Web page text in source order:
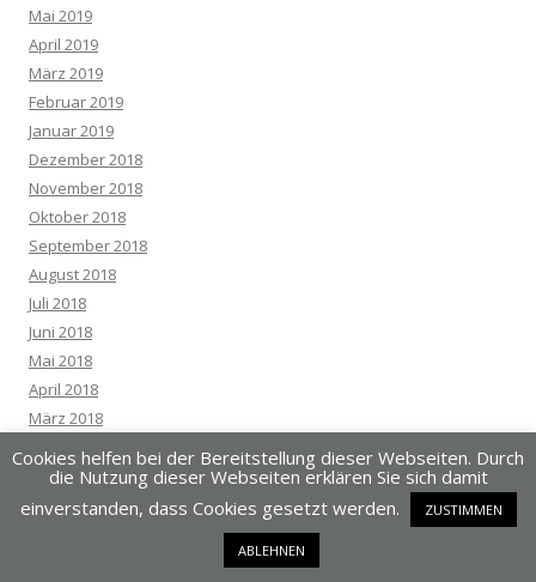
Mai 2019
April 2019
März 2019
Februar 2019
Januar 2019
Dezember 2018
November 2018
Oktober 2018
September 2018
August 2018
Juli 2018
Juni 2018
Mai 2018
April 2018
März 2018
Februar 2018
Januar 2018
Dezember 2017
Cookies helfen bei der Bereitstellung dieser Webseiten. Durch
die Nutzung dieser Webseiten erklären Sie sich damit
einverstanden, dass Cookies gesetzt werden.
ZUSTIMMEN
ABLEHNEN